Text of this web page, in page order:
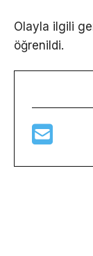
Olayla ilgili
öğrenildi.